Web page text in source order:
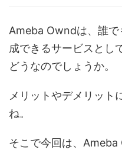
Ameba Owndは、誰
成できるサービスとし
どうなのでしょうか。
メリットやデメリット
ね。
そこで今回は、